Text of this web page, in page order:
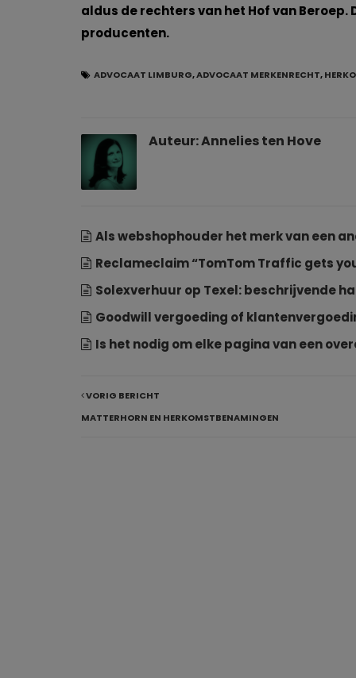
aldus de rechters van het Hof van
producenten.
ADVOCAAT LIMBURG,ADVOCAAT MERKENRECHT,
Auteur:Annelies ten Hove
Als webshophouder het merk van een
Reclameclaim “TomTom Traffic gets
Solexverhuur op Texel: beschrijvende
Goodwill vergoeding of
Is het nodig om elke pagina van een
VORIG BERICHT
MATTERHORN EN HERKOMSTBENAMINGEN